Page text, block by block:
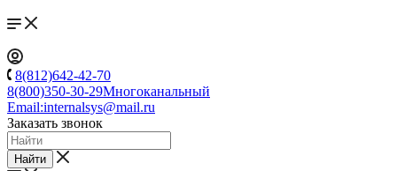
8(812)642-42-70
8(800)350-30-29Многоканальный
Email:internalsys@mail.ru
Заказать звонок
Найти